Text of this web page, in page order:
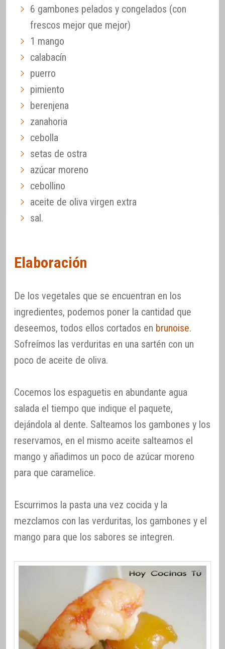
6 gambones pelados y congelados (con
frescos mejor que mejor)
1 mango
calabacín
puerro
pimiento
berenjena
zanahoria
cebolla
setas de ostra
azúcar moreno
cebollino
aceite de oliva virgen extra
sal.
Elaboración
De los vegetales que se encuentran en los
ingredientes, podemos poner la cantidad que
deseemos, todos ellos cortados en brunoise.
Sofreímos las verduritas en una sartén con un
poco de aceite de oliva.
Cocemos los espaguetis en abundante agua
salada el tiempo que indique el paquete,
dejándola al dente. Salteamos los gambones y los
reservamos, en el mismo aceite salteamos el
mango y añadimos un poco de azúcar moreno
para que caramelice.
Escurrimos la pasta una vez cocida y la
mezclamos con las verduritas, los gambones y el
mango para que los sabores se integren.